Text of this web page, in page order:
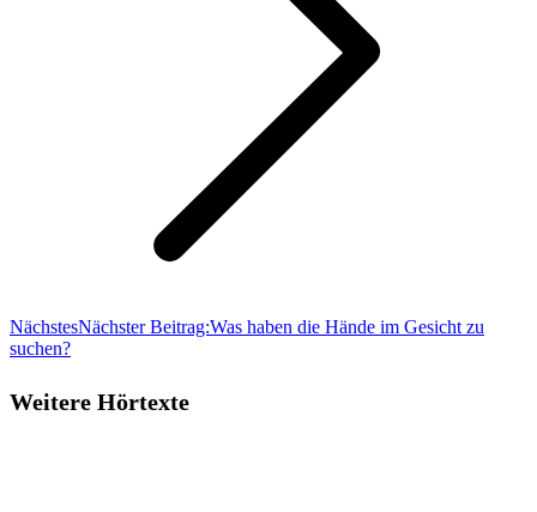
NächstesNächster Beitrag:Was haben die Hände im Gesicht zu
suchen?
Weitere Hörtexte